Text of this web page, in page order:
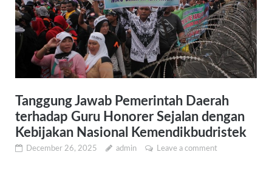
Tanggung Jawab Pemerintah Daerah
terhadap Guru Honorer Sejalan dengan
Kebijakan Nasional Kemendikbudristek
December 26, 2025 admin Leave a comment